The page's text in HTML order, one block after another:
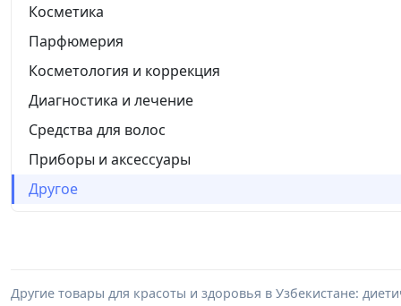
Косметика
Парфюмерия
Косметология и коррекция
Диагностика и лечение
Средства для волос
Приборы и аксессуары
Другое
Другие товары для красоты и здоровья в Узбекистане: